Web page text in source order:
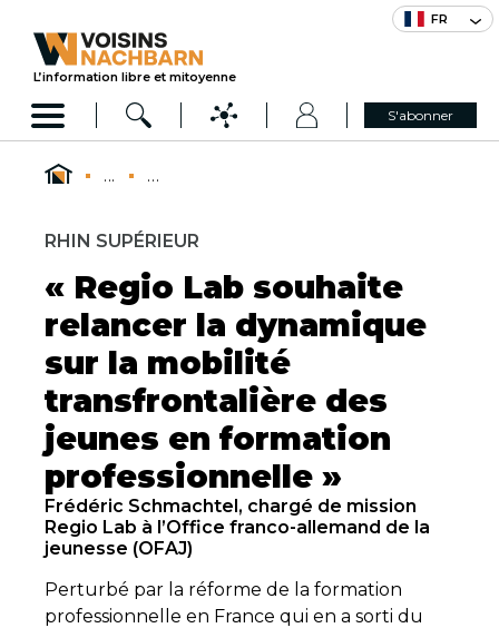
FR
L’information libre et mitoyenne
S'abonner
... ...
RHIN SUPÉRIEUR
« Regio Lab souhaite
relancer la dynamique
sur la mobilité
transfrontalière des
jeunes en formation
professionnelle »
Frédéric Schmachtel, chargé de mission
Regio Lab à l’Office franco-allemand de la
jeunesse (OFAJ)
Perturbé par la réforme de la formation
professionnelle en France qui en a sorti du